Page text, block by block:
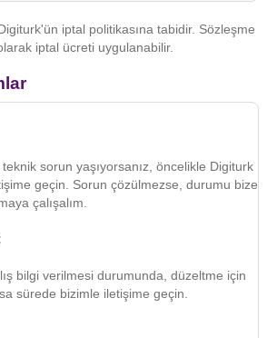
iptal politikasına tabidir. Sözleşme
iptal ücreti uygulanabilir.
sorun yaşıyorsanız, öncelikle Digiturk
geçin. Sorun çözülmezse, durumu bize
çalışalım.
bilgi verilmesi durumunda, düzeltme için
sürede bizimle iletişime geçin.